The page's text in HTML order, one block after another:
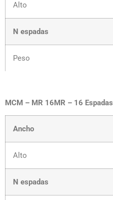
Alto
N espadas
Peso
MCM – MR 16MR – 16 Espadas
Ancho
Alto
N espadas